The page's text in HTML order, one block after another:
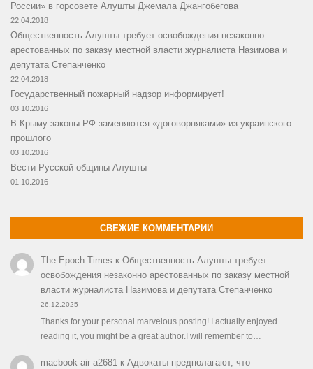
России» в горсовете Алушты Джемала Джангобегова
22.04.2018
Общественность Алушты требует освобождения незаконно
арестованных по заказу местной власти журналиста Назимова и
депутата Степанченко
22.04.2018
Государственный пожарный надзор информирует!
03.10.2016
В Крыму законы РФ заменяются «договорняками» из украинского
прошлого
03.10.2016
Вести Русской общины Алушты
01.10.2016
СВЕЖИЕ КОММЕНТАРИИ
The Epoch Times к Общественность Алушты требует
освобождения незаконно арестованных по заказу местной
власти журналиста Назимова и депутата Степанченко
26.12.2025
Thanks for your personal marvelous posting! I actually enjoyed
reading it, you might be a great author.I will remember to…
macbook air a2681к Адвокаты предполагают, что